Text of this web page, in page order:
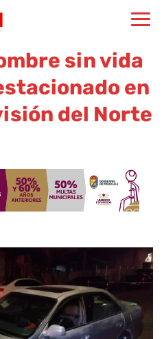
sin vida
en
del Norte